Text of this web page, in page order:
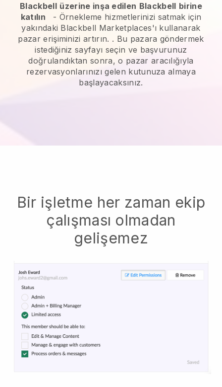
Blackbell üzerine inşa edilen Blackbell birine
katılın
- Örnekleme hizmetlerinizi satmak için
yakındaki Blackbell Marketplaces'ı kullanarak
pazar erişiminizi artırın. . Bu pazara göndermek
istediğiniz sayfayı seçin ve başvurunuz
doğrulandıktan sonra, o pazar aracılığıyla
rezervasyonlarınızı gelen kutunuza almaya
başlayacaksınız.
Bir işletme her zaman ekip
çalışması olmadan
gelişemez